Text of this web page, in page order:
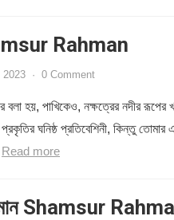
Rahman
2023 · 0 Comment
বলা হয়, পাখিকেও, নক্ষত্রের নদীর রূপের
ঘনিষ্ঠ প্রতিবেশিনী, কিন্তু তোমার
Read more
Shamsur